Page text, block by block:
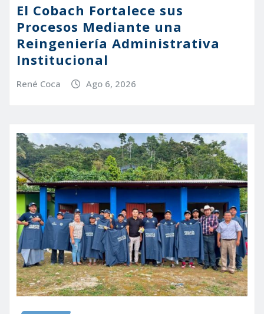
El Cobach Fortalece sus
Procesos Mediante una
Reingeniería Administrativa
Institucional
René Coca Ago 6, 2026